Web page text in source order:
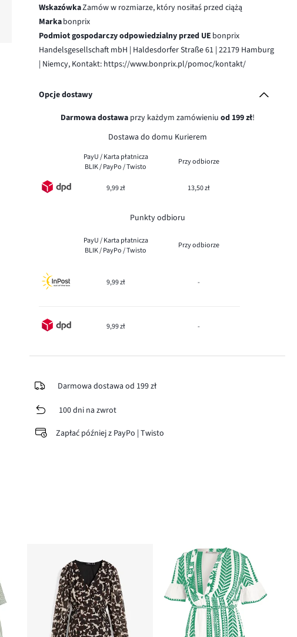
WskazówkaZamów w rozmiarze, który nosiłaś przed ciążą
Markabonprix
Podmiot gospodarczy odpowiedzialny przed UE bonprix
Handelsgesellschaft mbH | Haldesdorfer Straße 61 | 22179 Hamburg
| Niemcy, Kontakt: https://www.bonprix.pl/pomoc/kontakt/
Opcje dostawy
Darmowa dostawaprzy każdym zamówieniu od 199 zł!
Dostawa do domu Kurierem
PayU / Karta płatnicza
BLIK / PayPo / Twisto
Przy odbiorze
9,99 zł 13,50 zł
Punkty odbioru
PayU / Karta płatnicza
BLIK / PayPo / Twisto
Przy odbiorze
9,99 zł -
9,99 zł -
Darmowa dostawa od 199 zł
100 dni na zwrot
Zapłać później z PayPo | Twisto